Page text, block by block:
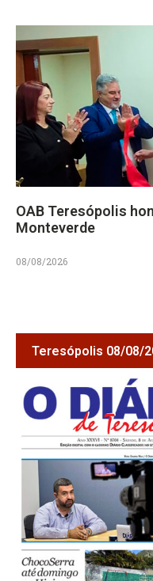
OAB Teresópolis
Monteverde
08/08/2026
Teresópolis 08/08/